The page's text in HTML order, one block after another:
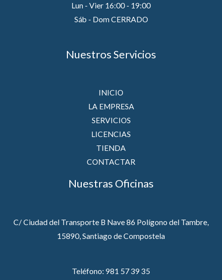
Lun - Vier 16:00 - 19:00
Sáb - Dom CERRADO
Nuestros Servicios
INICIO
LA EMPRESA
SERVICIOS
LICENCIAS
TIENDA
CONTACTAR
Nuestras Oficinas
C/ Ciudad del Transporte B Nave 86 Polígono del Tambre,
15890, Santiago de Compostela
Teléfono: 981 57 39 35